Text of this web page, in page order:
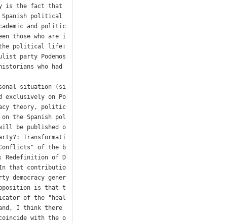
is the fact that
political
and politic
those who are i
the political life:
party Podemos
who had
situation (si
exclusively on Po
theory, politic
the Spanish pol
be published o
Transformati
of the b
Redefinition of D
In that contributio
democracy gener
is that t
of the "heal
I think there
with the o